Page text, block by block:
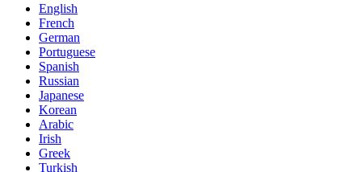
English
French
German
Portuguese
Spanish
Russian
Japanese
Korean
Arabic
Irish
Greek
Turkish